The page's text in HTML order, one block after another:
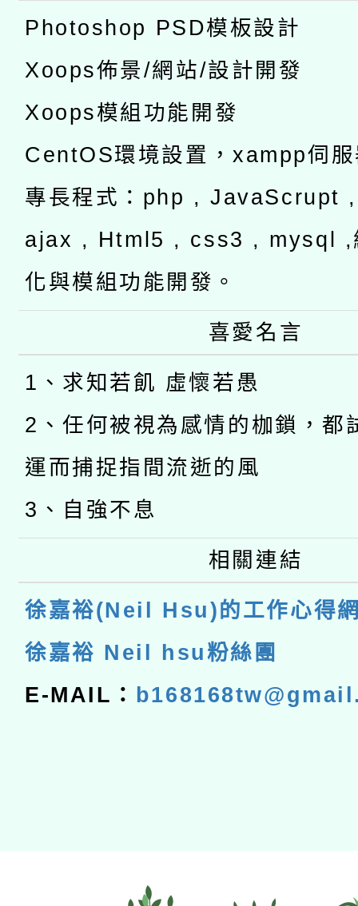
Photoshop PSD模板設計
Xoops佈景/網站/設計開發
Xoops模組功能開發
CentOS環境設置，xampp伺
專長程式：php , JavaScrupt
ajax , Html5 , css3 , mysql ,
化與模組功能開發。
喜愛名言
1、求知若飢 虛懷若愚
2、任何被視為感情的枷鎖，都
運而捕捉指間流逝的風
3、自強不息
相關連結
徐嘉裕(Neil Hsu)的工作心得
徐嘉裕 Neil hsu粉絲團
E-MAIL：